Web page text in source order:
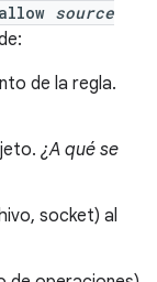
allow source
de la regla.
¿A qué se
socket) al